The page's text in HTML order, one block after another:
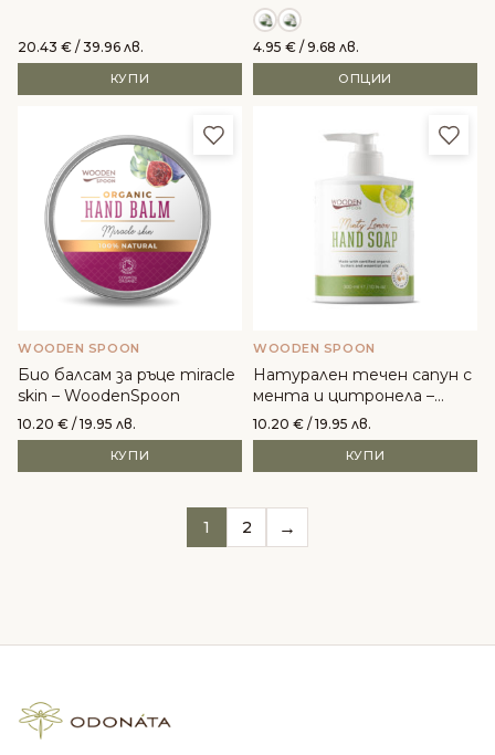
20.43 € / 39.96 лв.
КУПИ
4.95 € / 9.68 лв.
ОПЦИИ
Добави в любими
WOODEN SPOON
Био балсам за ръце miracle
skin – WoodenSpoon
10.20 € / 19.95 лв.
КУПИ
WOODEN SPOON
Натурален течен сапун с
мента и цитронела –
WoodenSpoon
10.20 € / 19.95 лв.
КУПИ
1 2 →